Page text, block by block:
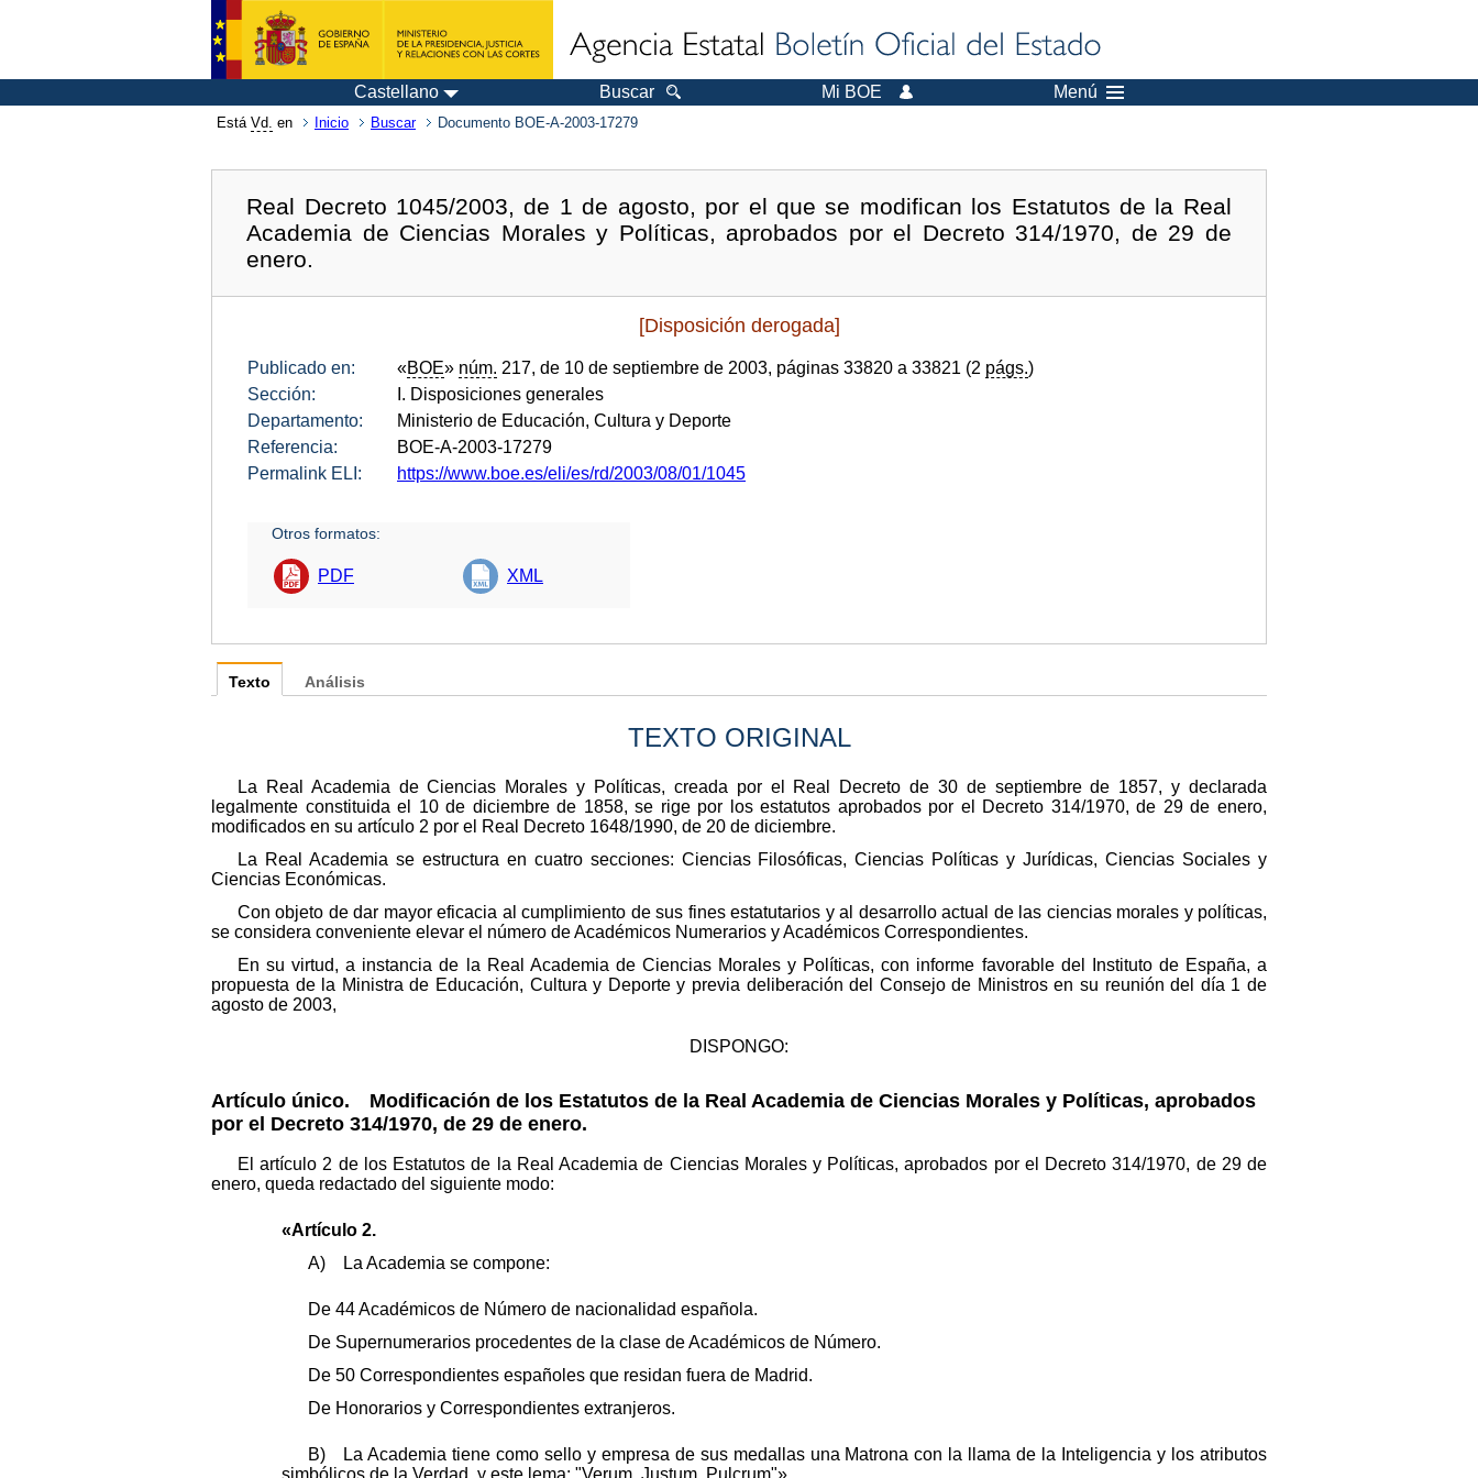
Castellano Buscar Mi BOE Menú
Está Vd. en Inicio Buscar Documento BOE-A-2003-17279
Real Decreto 1045/2003, de 1 de agosto, por el que se modifican los Estatutos de la Real
Academia de Ciencias Morales y Políticas, aprobados por el Decreto 314/1970, de 29 de
enero.
[Disposición derogada]
Publicado en: «BOE» núm. 217, de 10 de septiembre de 2003, páginas 33820 a 33821 (2 págs.)
Sección:
I. Disposiciones generales
Departamento:
Ministerio de Educación, Cultura y Deporte
Referencia:
BOE-A-2003-17279
Permalink ELI:
https://www.boe.es/eli/es/rd/2003/08/01/1045
Otros formatos:
PDF XML
Texto
TEXTO ORIGINAL
La Real Academia de Ciencias Morales y Políticas, creada por el Real Decreto de 30 de septiembre de 1857, y declarada
legalmente constituida el 10 de diciembre de 1858, se rige por los estatutos aprobados por el Decreto 314/1970, de 29 de enero,
modificados en su artículo 2 por el Real Decreto 1648/1990, de 20 de diciembre.
La Real Academia se estructura en cuatro secciones: Ciencias Filosóficas, Ciencias Políticas y Jurídicas, Ciencias Sociales y
Ciencias Económicas.
Con objeto de dar mayor eficacia al cumplimiento de sus fines estatutarios y al desarrollo actual de las ciencias morales y políticas,
se considera conveniente elevar el número de Académicos Numerarios y Académicos Correspondientes.
En su virtud, a instancia de la Real Academia de Ciencias Morales y Políticas, con informe favorable del Instituto de España, a
propuesta de la Ministra de Educación, Cultura y Deporte y previa deliberación del Consejo de Ministros en su reunión del día 1 de
agosto de 2003,
DISPONGO:
Artículo único. Modificación de los Estatutos de la Real Academia de Ciencias Morales y Políticas, aprobados
por el Decreto 314/1970, de 29 de enero.
El artículo 2 de los Estatutos de la Real Academia de Ciencias Morales y Políticas, aprobados por el Decreto 314/1970, de 29 de
enero, queda redactado del siguiente modo:
«Artículo 2.
A) La Academia se compone:
De 44 Académicos de Número de nacionalidad española.
De Supernumerarios procedentes de la clase de Académicos de Número.
De 50 Correspondientes españoles que residan fuera de Madrid.
De Honorarios y Correspondientes extranjeros.
B) La Academia tiene como sello y empresa de sus medallas una Matrona con la llama de la Inteligencia y los atributos
simbólicos de la Verdad, y este lema: ʺVerum, Justum, Pulcrumʺ».
Análisis